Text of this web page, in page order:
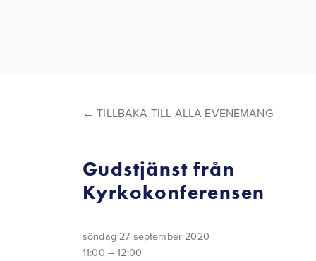
TILLBAKA TILL ALLA EVENEMANG
Gudstjänst från
Kyrkokonferensen
söndag 27 september 2020
11:00
12:00